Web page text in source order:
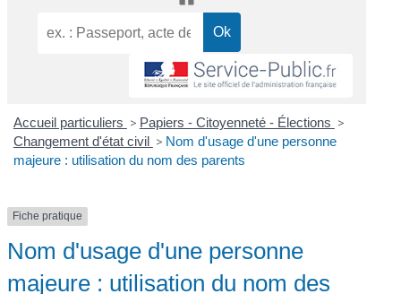
Accueil particuliers > Papiers - Citoyenneté - Élections >
Changement d'état civil > Nom d'usage d'une personne
majeure : utilisation du nom des parents
Fiche pratique
Nom d'usage d'une personne
majeure : utilisation du nom des